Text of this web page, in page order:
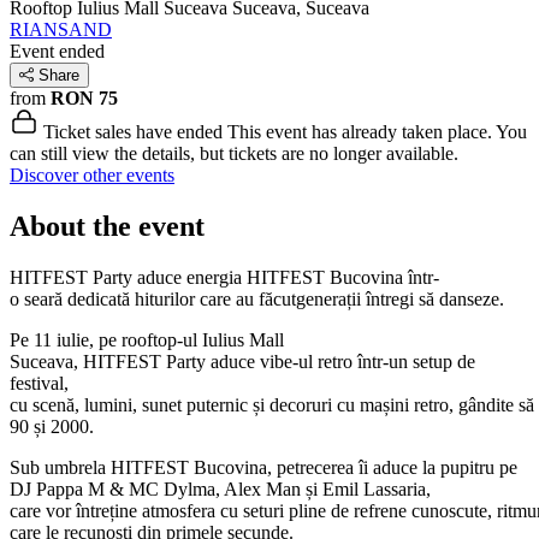
Rooftop Iulius Mall Suceava Suceava, Suceava
RIANSAND
Event ended
Share
from RON 75
Ticket sales have ended This event has already taken place. You
can still view the details, but tickets are no longer available.
Discover other events
About the event
HITFEST Party aduce energia HITFEST Bucovina într-
o seară dedicată hiturilor care au făcutgenerații întregi să danseze.
Pe 11 iulie, pe rooftop-ul Iulius Mall
Suceava, HITFEST Party aduce vibe-ul retro într-un setup de
festival,
cu scenă, lumini, sunet puternic și decoruri cu mașini retro, gândite
90 și 2000.
Sub umbrela HITFEST Bucovina, petrecerea îi aduce la pupitru pe
DJ Pappa M & MC Dylma, Alex Man și Emil Lassaria,
care vor întreține atmosfera cu seturi pline de refrene cunoscute,
care le recunoști din primele secunde.